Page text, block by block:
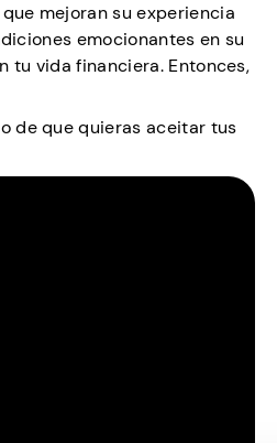
mejoran su experiencia
emocionantes en su
tu vida financiera. Entonces,
de que quieras aceitar tus